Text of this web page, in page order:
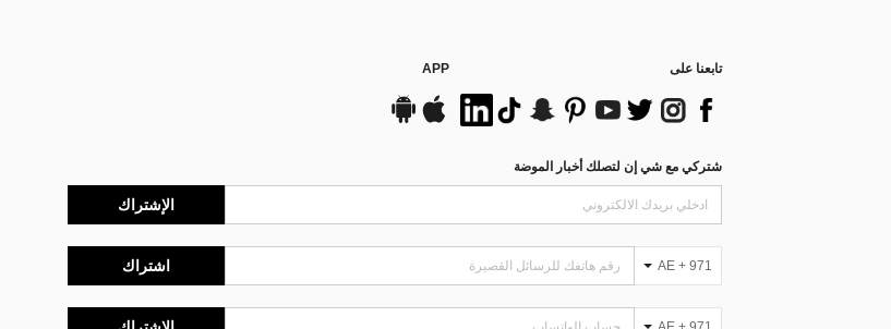
تابعنا على APP
شتركي مع شي إن لتصلك أخبار الموضة
الإشتراك
AE + 971 اشتراك